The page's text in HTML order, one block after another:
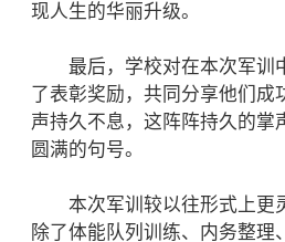
现人生的华丽升级。
最后，学校对在本次军训
了表彰奖励，共同分享他们成
声持久不息，这阵阵持久的掌
圆满的句号。
本次军训较以往形式上更灵
除了体能队列训练、内务整理